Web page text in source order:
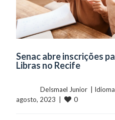
Senac abre inscrições
Libras no Recife
	    	DeIsmael Junior  |
agosto, 2023  |
0